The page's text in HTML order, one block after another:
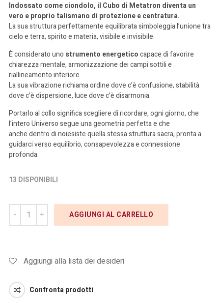
Indossato come ciondolo, il Cubo di Metatron diventa un
vero e proprio talismano di protezione e centratura.
La sua struttura perfettamente equilibrata simboleggia l’unione tra
cielo e terra, spirito e materia, visibile e invisibile.
È considerato uno strumento energeticocapace di favorire
chiarezza mentale, armonizzazione dei campi sottili e
riallineamento interiore.
La sua vibrazione richiama ordine dove c’è confusione, stabilità
dove c’è dispersione, luce dove c’è disarmonia.
Portarlo al collo significa scegliere di ricordare, ogni giorno, che
l’intero Universo segue una geometria perfetta e che
anche dentro di noiesiste quella stessa struttura sacra, pronta a
guidarci verso equilibrio, consapevolezza e connessione
profonda.
13 DISPONIBILI
AGGIUNGI AL CARRELLO
Aggiungi alla lista dei desideri
Confronta prodotti